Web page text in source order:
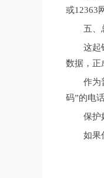
或12363
五、
这起
数据，正
作为
码”的电
保护
如果